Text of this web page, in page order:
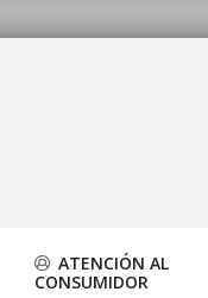
ATENCIÓN AL
CONSUMIDOR